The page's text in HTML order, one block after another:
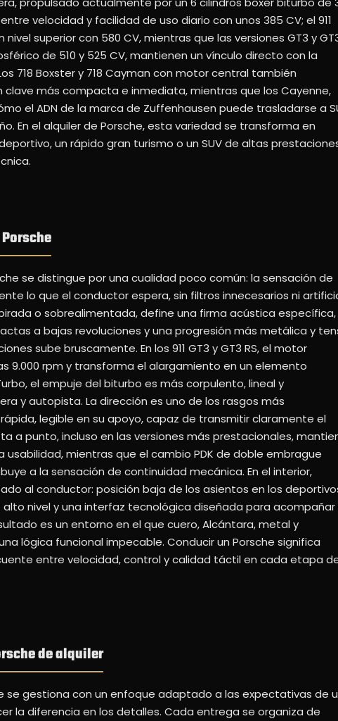
velocidad y facilidad de uso diario con unos 385 CV; el 911
superior con 580 CV, mientras que las versiones GT3 y
de 510 y 525 CV, mantienen un vínculo directo con la
718 Boxster y 718 Cayman con motor central también
clave más compacta e inmediata, mientras que los Cayenne,
el ADN de la marca de Zuffenhausen puede trasladarse a
En el alquiler de Porsche, esta variedad se transforma en
un rápido gran turismo o un SUV de altas
se distingue por una cualidad poco común: la sensación de
lo que el conductor espera, sin filtros innecesarios ni
o sobrealimentada, define una firma acústica específica,
a bajas revoluciones y una progresión más metálica y
sube bruscamente. En los 911 GT3 y GT3 RS, el motor
9.000 rpm y transforma el alargamiento en un elemento
el empuje del biturbo es más corpulento, lineal y
y autopista. La dirección es uno de los rasgos más
legible en su apoyo, capaz de transmitir claramente el
a punto, incluso en las versiones más prestacionales,
mientras que el cambio PDK de doble embrague
a la sensación de continuidad mecánica. En el interior,
al conductor: posición baja de los asientos en los
nivel y una interfaz tecnológica diseñada para acompañar
es un entorno en el que cuero, Alcántara, metal y
lógica funcional impecable. Conducir un Porsche significa
entre velocidad, control y calidad táctil en cada etapa
de alquiler
se gestiona con un enfoque adaptado a las expectativas de
la diferencia en los detalles. Cada entrega se organiza de